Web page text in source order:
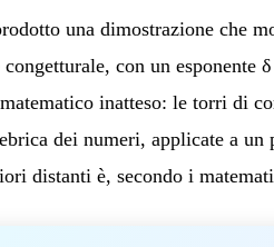
una dimostrazione che
con un esponente
inatteso: le torri di
dei numeri, applicate a un
distanti è, secondo i